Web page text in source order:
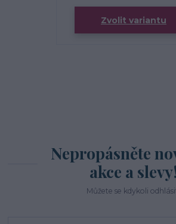
Zvolit variantu
Nepropásněte
akce a slevy!
Můžete se kdykoli